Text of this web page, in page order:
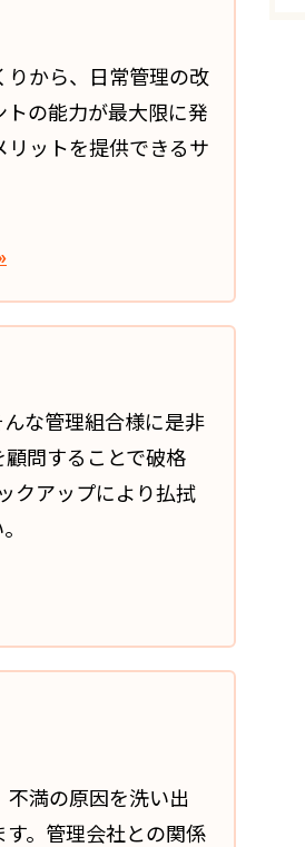
りから、日常管理の改
の能力が最大限に発
ットを提供できるサ
な管理組合様に是非
問することで破格
クアップにより払拭
満の原因を洗い出
。管理会社との関係